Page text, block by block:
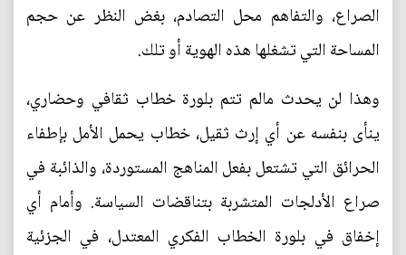
الصراع، والتفاهم محل التصادم، بغض النظر عن حجم
المساحة التي تشغلها هذه الهوية أو تلك.
وهذا لن يحدث مالم تتم بلورة خطاب ثقافي وحضاري،
ينأى بنفسه عن أي إرث ثقيل، خطاب يحمل الأمل بإطفاء
الحرائق التي تشتعل بفعل المناهج المستوردة، والذائبة في
صراع الأدلجات المتشربة بتناقضات السياسة. وأمام أي
إخفاق في بلورة الخطاب الفكري المعتدل، في الجزئية